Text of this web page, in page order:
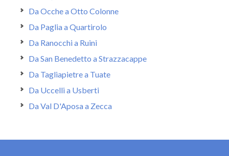
Da Ocche a Otto Colonne
Da Paglia a Quartirolo
Da Ranocchi a Ruini
Da San Benedetto a Strazzacappe
Da Tagliapietre a Tuate
Da Uccelli a Usberti
Da Val D'Aposa a Zecca